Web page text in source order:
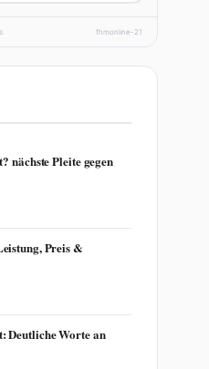
fhmonline-21
nächste Pleite gegen
Preis &
Deutliche Worte an